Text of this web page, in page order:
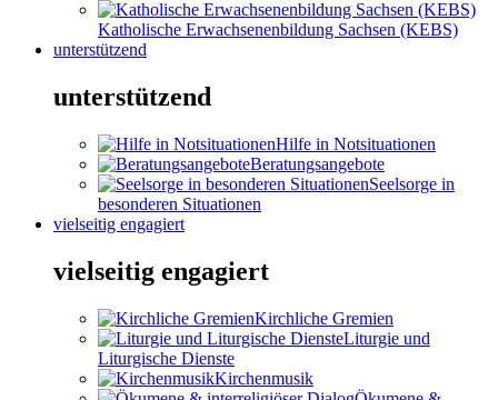
Katholische Erwachsenenbildung Sachsen (KEBS)
unterstützend
unterstützend
Hilfe in Notsituationen
Beratungsangebote
Seelsorge in
besonderen Situationen
vielseitig engagiert
vielseitig engagiert
Kirchliche Gremien
Liturgie und
Liturgische Dienste
Kirchenmusik